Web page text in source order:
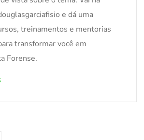
e dá uma
treinamentos e mentorias
transformar você em
Forense.